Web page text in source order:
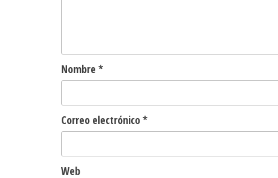
Nombre *
Correo electrónico*
Web